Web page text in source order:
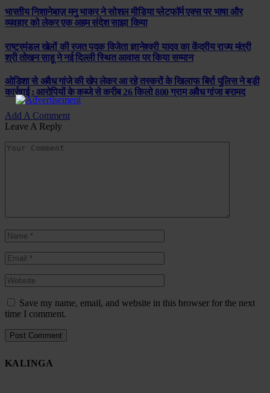
भारतीय निशानेबाज़ मनु भाकर ने सोशल मीडिया प्लेटफॉर्म एक्स पर भाषा और
व्यवहार को लेकर एक अहम संदेश साझा किया
राष्ट्रमंडल खेलों की रजत पदक विजेता ज्ञानेश्वरी यादव का केंद्रीय राज्य मंत्री
श्री तोखन साहू ने नई दिल्ली स्थित आवास पर किया सम्मान
ओडिशा से अवैध गांजे की खेप लेकर आ रहे तस्करों के खिलाफ बिर्रा पुलिस ने बड़ी
कार्रवाई : आरोपियों के कब्जे से करीब 26 किलो 800 ग्राम अवैध गांजा बरामद
Add A Comment
Leave A Reply
Save my name, email, and website in this browser for the next
time I comment.
KALINGA